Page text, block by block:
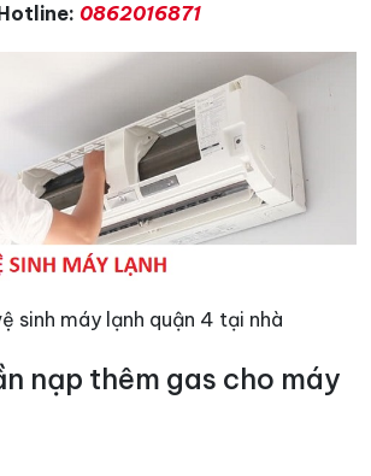
0862016871
sinh máy lạnh quận 4 tại nhà
nạp thêm gas cho máy